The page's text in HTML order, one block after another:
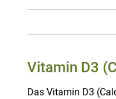
Vitamin D3
Das Vitamin D3